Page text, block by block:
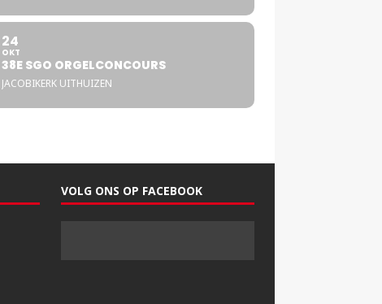
24
OKT
38E SGO ORGELCONCOURS
JACOBIKERK UITHUIZEN
VOLG ONS OP FACEBOOK